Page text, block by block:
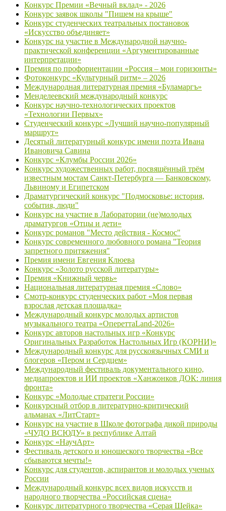
Конкурс Премии «Вечный вклад» - 2026
Конкурс заявок школы "Пишем на крыше"
Конкурс студенческих театральных постановок
«Искусство объединяет»
Конкурс на участие в Международной научно-
практической конференции «Аргументированные
интерпретации»
Премия по профориентации «Россия – мои горизонты»
Фотоконкурс «Культурный ритм» – 2026
Международная литературная премия «Буламаргъ»
Менделеевский международный конкурс
Конкурс научно-технологических проектов
«Технологии Первых»
Студенческий конкурс «Лучший научно-популярный
маршрут»
Десятый литературный конкурс имени поэта Ивана
Ивановича Савина
Конкурс «Клумбы России 2026»
Конкурс художественных работ, посвящённый трём
известным мостам Санкт-Петербурга — Банковскому,
Львиному и Египетском
Драматургический конкурс "Подмосковье: история,
события, люди"
Конкурс на участие в Лаборатории (не)молодых
драматургов «Отцы и дети»
Конкурс романов "Место действия - Космос"
Конкурс современного любовного романа "Теория
запретного притяжения"
Премия имени Евгения Клюева
Конкурс «Золото русской литературы»
Премия «Книжный червь»
Национальная литературная премия «Слово»
Смотр-конкурс студенческих работ «Моя первая
взрослая детская площадка»
Международный конкурс молодых артистов
музыкального театра «ОпереттаLand-2026»
Конкурс авторов настольных игр «Конкурс
Оригинальных Разработок Настольных Игр (КОРНИ)»
Международный конкурс для русскоязычных СМИ и
блогеров «Пером и Сердцем»
Международный фестиваль документального кино,
медиапроектов и ИИ проектов «Ханжонков ДОК: линия
фронта»
Конкурс «Молодые стратеги России»
Конкурсный отбор в литературно-критический
альманах «ЛитСтарт»
Конкурс на участие в Школе фотографа дикой природы
«ЧУДО ВСЮДУ» в республике Алтай
Конкурс «НаучАрт»
Фестиваль детского и юношеского творчества «Все
сбываются мечты!»
Конкурс для студентов, аспирантов и молодых ученых
России
Международный конкурс всех видов искусств и
народного творчества «Российская сцена»
Конкурс литературного творчества «Серая Шейка»